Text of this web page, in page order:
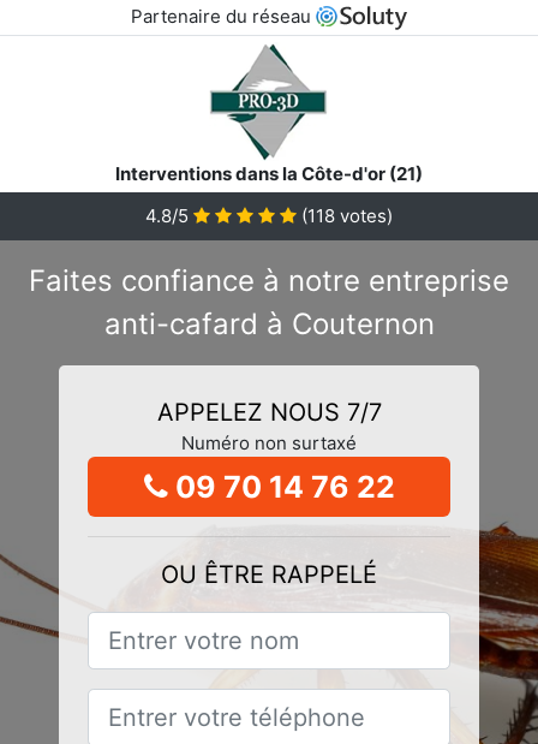
Partenaire du réseau
Interventions dans la Côte-d'or (21)
4.8/5
(118 votes)
Faites confiance à notre entreprise
anti-cafard à Couternon
APPELEZ NOUS 7/7
Numéro non surtaxé
09 70 14 76 22
OU ÊTRE RAPPELÉ